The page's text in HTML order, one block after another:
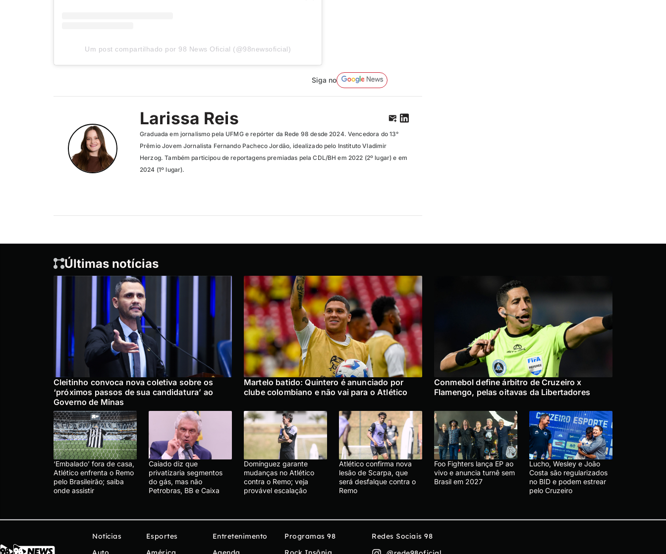
Um post compartilhado por 98 News Oficial (@98newsoficial)
Siga no
Larissa Reis
Graduada em jornalismo pela UFMG e repórter da Rede 98 desde 2024. Vencedora do 13°
Prêmio Jovem Jornalista Fernando Pacheco Jordão, idealizado pelo Instituto Vladimir
Herzog. Também participou de reportagens premiadas pela CDL/BH em 2022 (2º lugar) e em
2024 (1º lugar).
Últimas notícias
Cleitinho convoca nova coletiva sobre os
‘próximos passos de sua candidatura’ ao
Governo de Minas
Martelo batido: Quintero é anunciado por
clube colombiano e não vai para o Atlético
Conmebol define árbitro de Cruzeiro x
Flamengo, pelas oitavas da Libertadores
‘Embalado’ fora de casa,
Atlético enfrenta o Remo
pelo Brasileirão; saiba
onde assistir
Caiado diz que
privatizaria segmentos
do gás, mas não
Petrobras, BB e Caixa
Domínguez garante
mudanças no Atlético
contra o Remo; veja
provável escalação
Atlético confirma nova
lesão de Scarpa, que
será desfalque contra o
Remo
Foo Fighters lança EP ao
vivo e anuncia turnê sem
Brasil em 2027
Lucho, Wesley e João
Costa são regularizados
no BID e podem estrear
pelo Cruzeiro
Notícias
Esportes
Entretenimento
Programas 98
Redes Sociais 98